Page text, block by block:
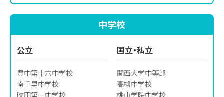
山田高等学校
桜塚高等学校
千里青雲高等学校
摂津高等学校
豊島高等学校
園芸高等学校
東淀川高等学校
桃山学院高等学校
追手門学院高等学校
関西大学第一高等学校
関西大学北陽高等学校
金光大阪高等学校
帝塚山学院高等学校
アサンプション国際高等学校
大阪高等学校
星翔高等学校
中学校
公立
豊中第十六中学校
南千里中学校
吹田第一中学校
国立・私立
関西大学中等部
高槻中学校
桃山学院中学校